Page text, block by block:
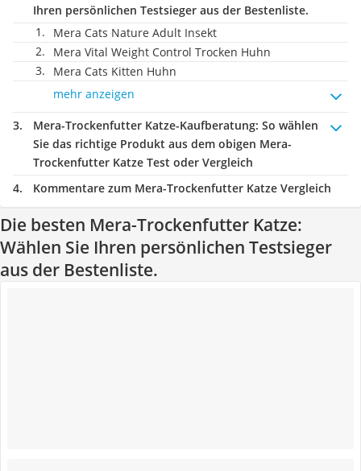
Ihren persönlichen Testsieger aus der Bestenliste.
Mera Cats Nature Adult Insekt
Mera Vital Weight Control Trocken Huhn
Mera Cats Kitten Huhn
mehr anzeigen
Mera-Trockenfutter Katze-Kaufberatung: So wählen
Sie das richtige Produkt aus dem obigen Mera-
Trockenfutter Katze Test oder Vergleich
Kommentare zum Mera-Trockenfutter Katze Vergleich
Die besten Mera-Trockenfutter Katze:
Wählen Sie Ihren persönlichen Testsieger
aus der Bestenliste.